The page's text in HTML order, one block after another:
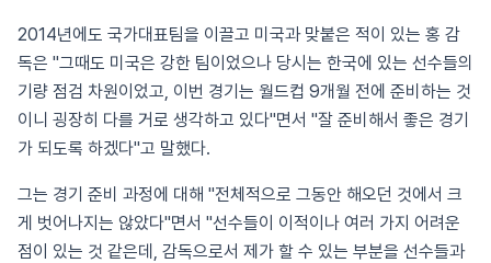
2014년에도 국가대표팀을 이끌고 미국과 맞붙은 적이 있는 홍 감
독은 "그때도 미국은 강한 팀이었으나 당시는 한국에 있는 선수들의
기량 점검 차원이었고, 이번 경기는 월드컵 9개월 전에 준비하는 것
이니 굉장히 다를 거로 생각하고 있다"면서 "잘 준비해서 좋은 경기
가 되도록 하겠다"고 말했다.
그는 경기 준비 과정에 대해 "전체적으로 그동안 해오던 것에서 크
게 벗어나지는 않았다"면서 "선수들이 이적이나 여러 가지 어려운
점이 있는 것 같은데, 감독으로서 제가 할 수 있는 부분을 선수들과